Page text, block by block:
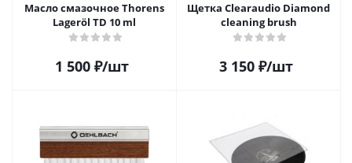
Масло смазочное Thorens
Lageröl TD 10 ml
1 500₽/шт
Щетка Clearaudio Diamond
cleaning brush
3 150₽/шт